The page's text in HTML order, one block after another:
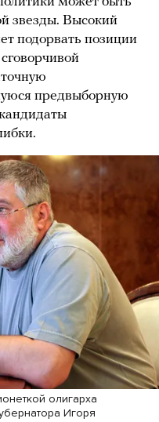
звезды. Высокий
подорвать позиции
предвыборную
олигарха
Игоря